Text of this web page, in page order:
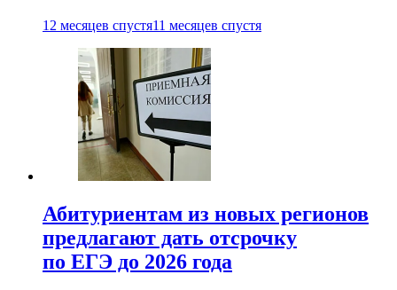
12 месяцев спустя11 месяцев спустя
Абитуриентам из новых регионов
предлагают дать отсрочку
по ЕГЭ до 2026 года